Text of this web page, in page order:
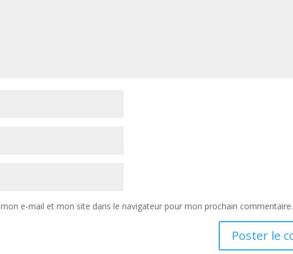
e-mail et mon site dans le navigateur pour mon prochain commentaire.